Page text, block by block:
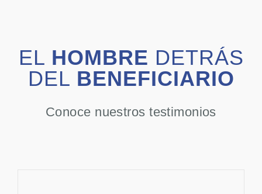
EL HOMBRE DETRÁS
DEL BENEFICIARIO
Conoce nuestros testimonios